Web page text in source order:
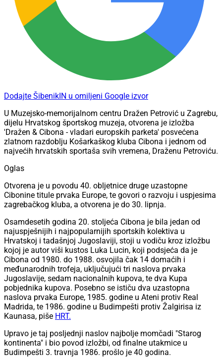
Dodajte ŠibenikIN u omiljeni Google izvor
U Muzejsko-memorijalnom centru Dražen Petrović u Zagrebu,
dijelu Hrvatskog športskog muzeja, otvorena je izložba
'Dražen & Cibona - vladari europskih parketa' posvećena
zlatnom razdoblju Košarkaškog kluba Cibona i jednom od
najvećih hrvatskih sportaša svih vremena, Draženu Petroviću.
Oglas
Otvorena je u povodu 40. obljetnice druge uzastopne
Cibonine titule prvaka Europe, te govori o razvoju i uspjesima
zagrebačkog kluba, a otvorena je do 30. lipnja.
Osamdesetih godina 20. stoljeća Cibona je bila jedan od
najuspješnijih i najpopularnijih sportskih kolektiva u
Hrvatskoj i tadašnjoj Jugoslaviji, stoji u vodiču kroz izložbu
kojoj je autor viši kustos Luka Lucin, koji podsjeća da je
Cibona od 1980. do 1988. osvojila čak 14 domaćih i
međunarodnih trofeja, uključujući tri naslova prvaka
Jugoslavije, sedam nacionalnih kupova, te dva Kupa
pobjednika kupova. Posebno se ističu dva uzastopna
naslova prvaka Europe, 1985. godine u Ateni protiv Real
Madrida, te 1986. godine u Budimpešti protiv Žalgirisa iz
Kaunasa, piše HRT.
Upravo je taj posljednji naslov najbolje momčadi "Starog
kontinenta" i bio povod izložbi, od finalne utakmice u
Budimpešti 3. travnja 1986. prošlo je 40 godina.